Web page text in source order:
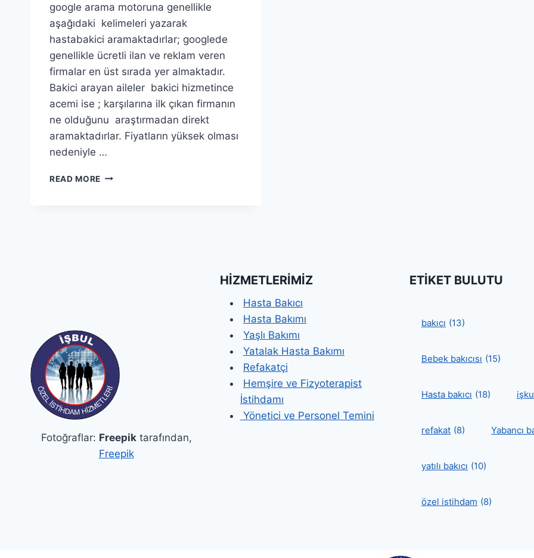
google arama motoruna genellikle
aşağıdaki kelimeleri yazarak
hastabakici aramaktadırlar; googlede
genellikle ücretli ilan ve reklam veren
firmalar en üst sırada yer almaktadır.
Bakici arayan aileler bakici hizmetince
acemi ise ; karşılarına ilk çıkan firmanın
ne olduğunu araştırmadan direkt
aramaktadırlar. Fiyatların yüksek olması
nedeniyle …
READ MORE HASTA
Fotoğraflar: Freepiktarafından,
Freepik
HIZMETLERIMIZ
Hasta Bakıcı
Hasta Bakımı
Yaşlı Bakımı
Yatalak Hasta Bakımı
Refakatçi
Hemşire ve Fizyoterapist
İstihdamı
Yönetici ve Personel Temini
ETIKET BULUTU
bakıcı (13)
Bebek bakıcısı (15)
Hasta bakıcı (18)
refakat (8) Yabancı
yatılı bakıcı (10)
özel istihdam (8)